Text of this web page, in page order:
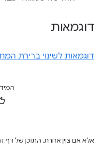
דוגמאות
דוגמאות לשינוי ברירת
אלא אם צוין אחרת, התוכן של דף